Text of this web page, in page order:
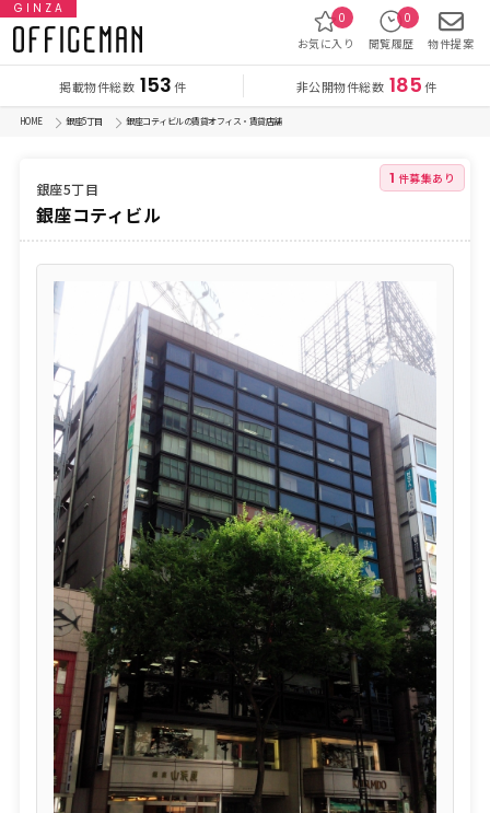
GINZA
掲載物件総数 153件 非公開物件総数 185件
お気に入り
0
閲覧履歴
0
物件提案
HOME 銀座5丁目 銀座コティビルの賃貸オフィス・賃貸店舗
銀座5丁目
銀座コティビル
1 件募集あり